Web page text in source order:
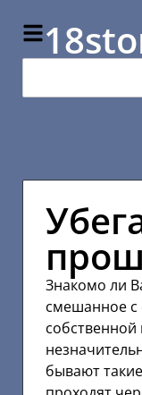
Знакомо ли
смешанное
бывают